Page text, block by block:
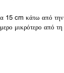
15 cm κάτω από την
μικρότερο από τη